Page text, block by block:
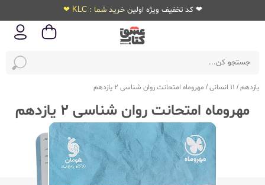
❤ کد تخفیف ویژه اولین خرید شما : KLC ❤
یازدهم/ 11 انسانی / مهروماه امتحانت روان شناسی 2 یازدهم
مهروماه امتحانت روان شناسی 2 یازدهم